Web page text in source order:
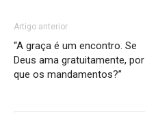
Artigo anterior
“A graça é um encontro. Se
Deus ama gratuitamente, por
que os mandamentos?”